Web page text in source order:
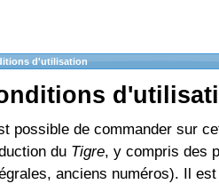
d'utilisation
possible de commander sur
du Tigre, y compris des
anciens numéros). Il